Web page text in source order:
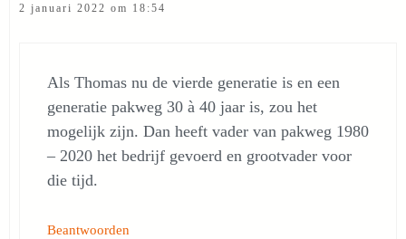
2 januari 2022 om 18:54
Als Thomas nu de vierde generatie is en een
generatie pakweg 30 à 40 jaar is, zou het
mogelijk zijn. Dan heeft vader van pakweg 1980
– 2020 het bedrijf gevoerd en grootvader voor
die tijd.
Beantwoorden